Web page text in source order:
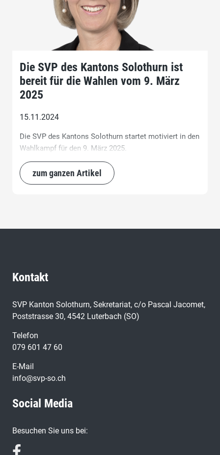
Die SVP des Kantons Solothurn ist
bereit für die Wahlen vom 9. März
2025
15.11.2024
Die SVP des Kantons Solothurn startet motiviert in den
Wahlkampf für den 9. März 2025.
zum ganzen Artikel
Kontakt
SVP Kanton Solothurn, Sekretariat, c/o Pascal Jacomet,
Poststrasse 30, 4542 Luterbach (SO)
Telefon
079 601 47 60
E-Mail
info@svp-so.ch
Social Media
Besuchen Sie uns bei: